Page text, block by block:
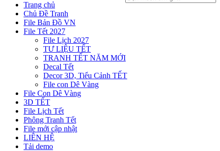
Trang chủ
Chủ Đề Tranh
File Bản Đồ VN
File Tết 2027
File Lịch 2027
TƯ LIỆU TẾT
TRANH TẾT NĂM MỚI
Decal Tết
Decor 3D, Tiểu Cảnh TẾT
File con Dê Vàng
File Con Dê Vàng
3D TẾT
File Lịch Tết
Phông Tranh Tết
File mới cập nhật
LIÊN HỆ
Tải demo